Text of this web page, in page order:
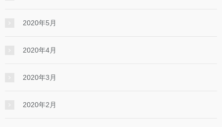
2020年5月
2020年4月
2020年3月
2020年2月